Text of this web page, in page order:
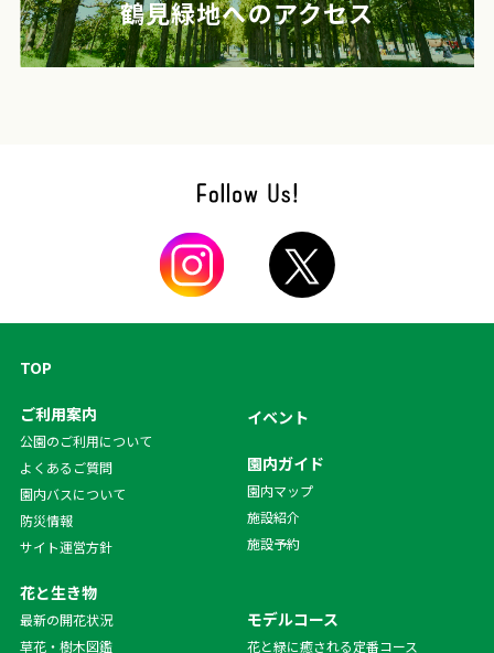
鶴見緑地へのアクセス
TOP
ご利用案内
公園のご利用について
よくあるご質問
園内バスについて
防災情報
サイト運営方針
花と生き物
最新の開花状況
草花・樹木図鑑
イベント
園内ガイド
園内マップ
施設紹介
施設予約
モデルコース
花と緑に癒される定番コース